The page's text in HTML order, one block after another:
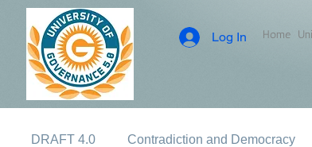
Log In Home
DRAFT 4.0 Contradiction and Democracy